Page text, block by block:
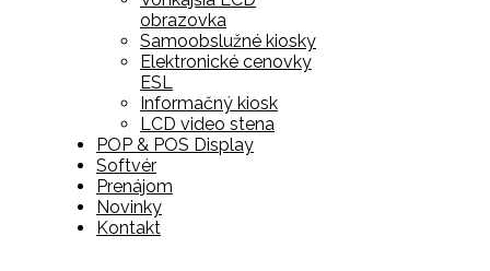
obrazovka
Samoobslužné kiosky
Elektronické cenovky
ESL
Informačný kiosk
LCD video stena
POP & POS Display
Softvér
Prenájom
Novinky
Kontakt